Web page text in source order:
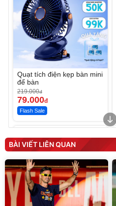
Quạt tích điện kẹp bàn mini
để bàn
219.000đ
79.000đ
Flash Sale
tức thì Vaseline Body
190.000đ
138.330đ
Discount
Unmute
Vali Bamozo Khung Nhôm
BÀI VIẾT LIÊN QUAN